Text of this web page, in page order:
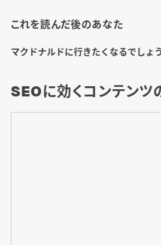
これを読んだ後のあなた
マクドナルドに行きたくなるでしょ
SEOに効くコンテンツ